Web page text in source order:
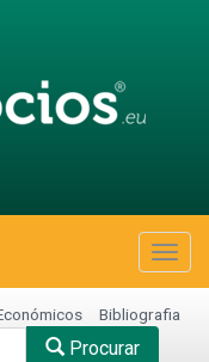
Bibliografia
Procurar